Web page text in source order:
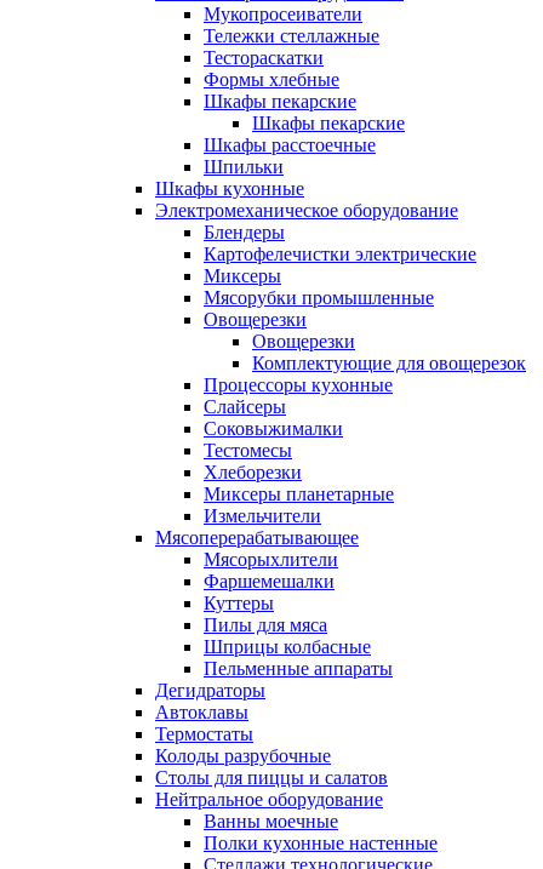
Мукопросеиватели
Тележки стеллажные
Тестораскатки
Формы хлебные
Шкафы пекарские
Шкафы пекарские
Шкафы расстоечные
Шпильки
Шкафы кухонные
Электромеханическое оборудование
Блендеры
Картофелечистки электрические
Миксеры
Мясорубки промышленные
Овощерезки
Овощерезки
Комплектующие для овощерезок
Процессоры кухонные
Слайсеры
Соковыжималки
Тестомесы
Хлеборезки
Миксеры планетарные
Измельчители
Мясоперерабатывающее
Мясорыхлители
Фаршемешалки
Куттеры
Пилы для мяса
Шприцы колбасные
Пельменные аппараты
Дегидраторы
Автоклавы
Термостаты
Колоды разрубочные
Столы для пиццы и салатов
Нейтральное оборудование
Ванны моечные
Полки кухонные настенные
Стеллажи технологические